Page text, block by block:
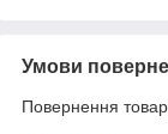
Умови
Повернення